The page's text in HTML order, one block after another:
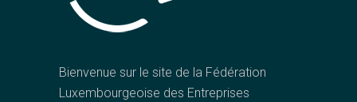
Bienvenue sur le site de la Fédération
Luxembourgeoise des Entreprises